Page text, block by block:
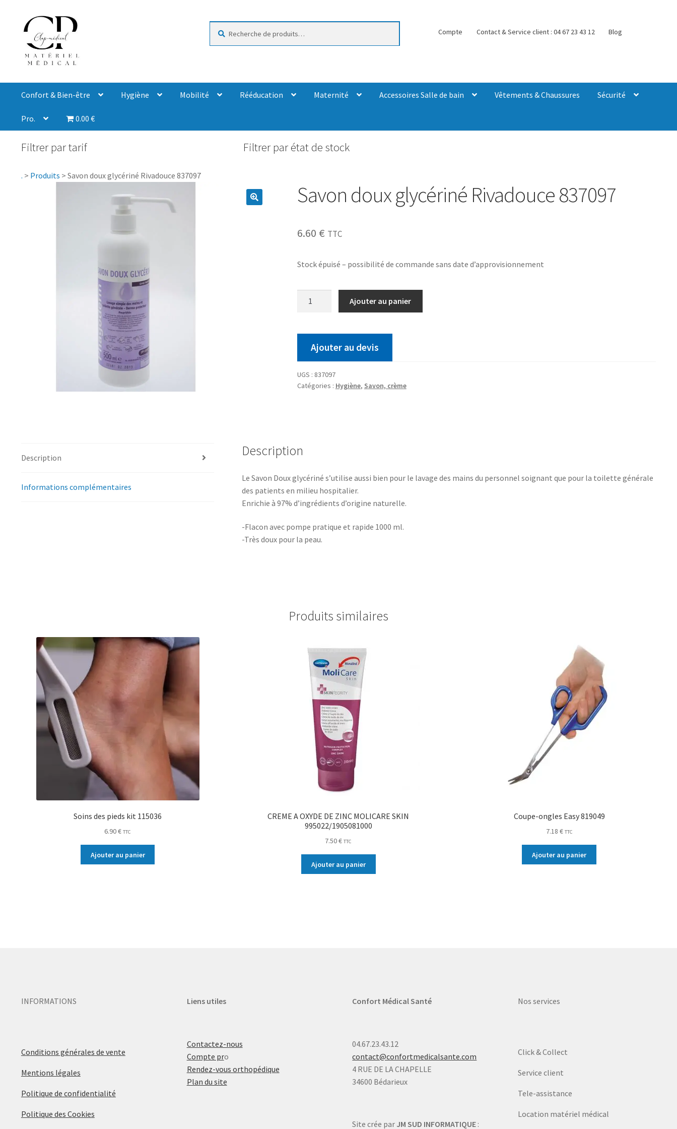
Compte Contact & Service client : 04 67 23 43 12 Blog
Confort & Bien-être Hygiène Mobilité Rééducation Maternité Accessoires Salle de bain Vêtements & Chaussures Sécurité
Pro. 0.00 €
Filtrer par tarif Filtrer par état de stock
. > Produits > Savon doux glycériné Rivadouce 837097
Savon doux glycériné Rivadouce 837097
6.60 € TTC
Stock épuisé – possibilité de commande sans date d’approvisionnement
Ajouter au panier
Ajouter au devis
UGS : 837097
Catégories : Hygiène, Savon, crème
Description
Informations complémentaires
Description
Le Savon Doux glycériné s’utilise aussi bien pour le lavage des mains du personnel soignant que pour la toilette générale
des patients en milieu hospitalier.
Enrichie à 97% d’ingrédients d’origine naturelle.
-Flacon avec pompe pratique et rapide 1000 ml.
-Très doux pour la peau.
Produits similaires
Soins des pieds kit 115036
6.90€ TTC
Ajouter au panier
CREME A OXYDE DE ZINC MOLICARE SKIN
995022/1905081000
7.50€ TTC
Ajouter au panier
Coupe-ongles Easy 819049
7.18 € TTC
Ajouter au panier
INFORMATIONS
Conditions générales de vente
Mentions légales
Politique de confidentialité
Politique des Cookies
Liens utiles
Contactez-nous
Compte pro
Rendez-vous orthopédique
Plan du site
Confort Médical Santé
04.67.23.43.12
contact@confortmedicalsante.com
4 RUE DE LA CHAPELLE
34600 Bédarieux
Site crée par JM SUD INFORMATIQUE :
Nos services
Click & Collect
Service client
Tele-assistance
Location matériel médical